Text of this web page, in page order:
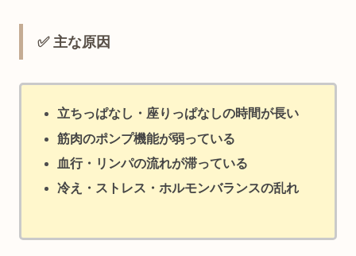
✅ 主な原因
立ちっぱなし・座りっぱなしの時間が長い
筋肉のポンプ機能が弱っている
血行・リンパの流れが滞っている
冷え・ストレス・ホルモンバランスの乱れ